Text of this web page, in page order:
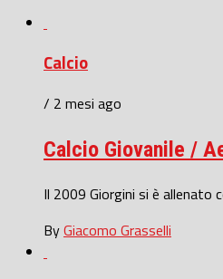
Calcio
/ 2 mesi ago
Calcio Giovanile /
Il 2009 Giorgini si è allenato
ByGiacomo Grasselli